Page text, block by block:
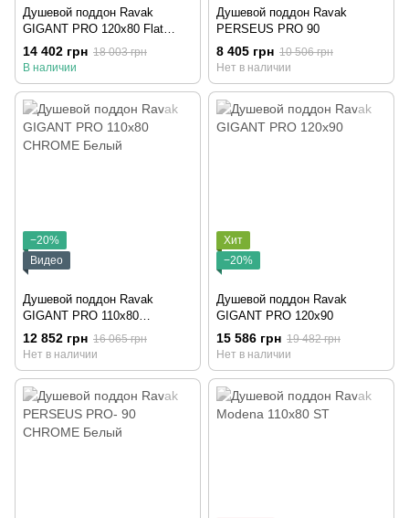
Душевой поддон Ravak
GIGANT PRO 120x80 Flat
Белый
14 402 грн 18 003 грн
В наличии
Душевой поддон Ravak
PERSEUS PRO 90
8 405 грн 10 506 грн
Нет в наличии
−20%
Видео
Душевой поддон Ravak
GIGANT PRO 110x80
CHROME Белый
12 852 грн 16 065 грн
Нет в наличии
Хит
−20%
Душевой поддон Ravak
GIGANT PRO 120x90
15 586 грн 19 482 грн
Нет в наличии